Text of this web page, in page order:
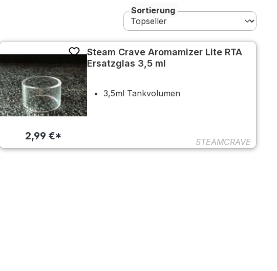
Sortierung
2,99 €*
Steam Crave Aromamizer Lite RTA
Ersatzglas 3,5 ml
3,5ml Tankvolumen
STEAMCRAVE